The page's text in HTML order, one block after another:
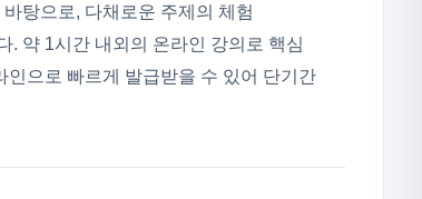
탕으로, 다채로운 주제의 체험
. 약 1시간 내외의 온라인 강의로 핵심
으로 빠르게 발급받을 수 있어 단기간